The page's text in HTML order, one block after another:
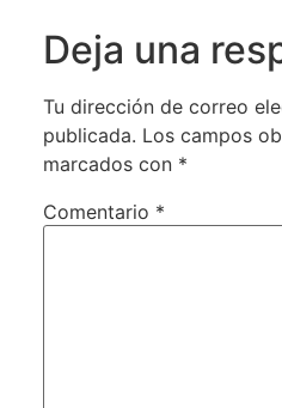
Deja una
Tu dirección de correo
publicada. Los campos
marcados con *
Comentario *